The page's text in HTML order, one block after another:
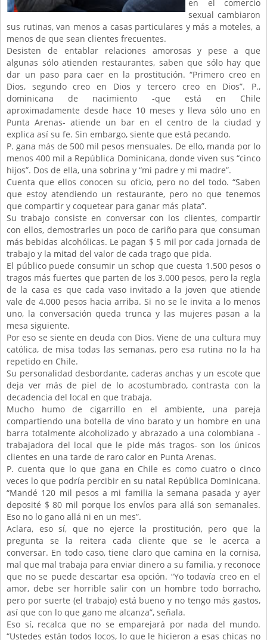
en el comercio
sexual cambiaron
sus rutinas, van menos a casas particulares y más a moteles, a
menos de que sean clientes frecuentes.
Desisten de entablar relaciones amorosas y pese a que
algunas sólo atienden restaurantes, saben que sólo hay que
dar un paso para caer en la prostitución. “Primero creo en
Dios, segundo creo en Dios y tercero creo en Dios”. P.,
dominicana de nacimiento -que está en Chile
aproximadamente desde hace 10 meses y lleva sólo uno en
Punta Arenas- atiende un bar en el centro de la ciudad y
explica así su fe. Sin embargo, siente que está pecando.
P. gana más de 500 mil pesos mensuales. De ello, manda por lo
menos 400 mil a República Dominicana, donde viven sus “cinco
hijos”. Dos de ella, una sobrina y “mi padre y mi madre”.
Cuenta que ellos conocen su oficio, pero no del todo. “Saben
que estoy atendiendo un restaurante, pero no que tenemos
que compartir y coquetear para ganar más plata”.
Su trabajo consiste en conversar con los clientes, compartir
con ellos, demostrarles un poco de cariño para que consuman
más bebidas alcohólicas. Le pagan $ 5 mil por cada jornada de
trabajo y la mitad del valor de cada trago que pida.
El público puede consumir un schop que cuesta 1.500 pesos o
tragos más fuertes que parten de los 3.000 pesos, pero la regla
de la casa es que cada vaso invitado a la joven que atiende
vale de 4.000 pesos hacia arriba. Si no se le invita a lo menos
uno, la conversación queda trunca y las mujeres pasan a la
mesa siguiente.
Por eso se siente en deuda con Dios. Viene de una cultura muy
católica, de misa todas las semanas, pero esa rutina no la ha
repetido en Chile.
Su personalidad desbordante, caderas anchas y un escote que
deja ver más de piel de lo acostumbrado, contrasta con la
decadencia del local en que trabaja.
Mucho humo de cigarrillo en el ambiente, una pareja
compartiendo una botella de vino barato y un hombre en una
barra totalmente alcoholizado y abrazado a una colombiana -
trabajadora del local que le pide más tragos- son los únicos
clientes en una tarde de raro calor en Punta Arenas.
P. cuenta que lo que gana en Chile es como cuatro o cinco
veces lo que podría percibir en su natal República Dominicana.
“Mandé 120 mil pesos a mi familia la semana pasada y ayer
deposité $ 80 mil porque los envíos para allá son semanales.
Eso no lo gano allá ni en un mes”.
Aclara, eso sí, que no ejerce la prostitución, pero que la
pregunta se la reitera cada cliente que se le acerca a
conversar. En todo caso, tiene claro que camina en la cornisa,
mal que mal trabaja para enviar dinero a su familia, y reconoce
que no se puede descartar esa opción. “Yo todavía creo en el
amor, debe ser horrible salir con un hombre todo borracho,
pero por suerte (el trabajo) está bueno y no tengo más gastos,
así que con lo que gano me alcanza”, señala.
Eso sí, recalca que no se emparejará por nada del mundo.
“Ustedes están todos locos, lo que le hicieron a esas chicas no